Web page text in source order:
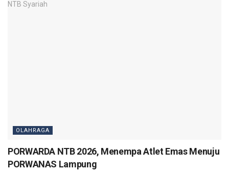
OLAHRAGA
PORWARDA NTB 2026, Menempa Atlet Emas Menuju
PORWANAS Lampung